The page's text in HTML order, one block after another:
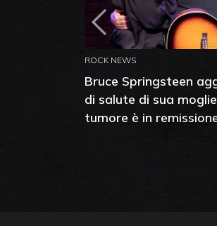
ROCK NEWS
Bruce Springsteen
di salute di sua
tumore è in